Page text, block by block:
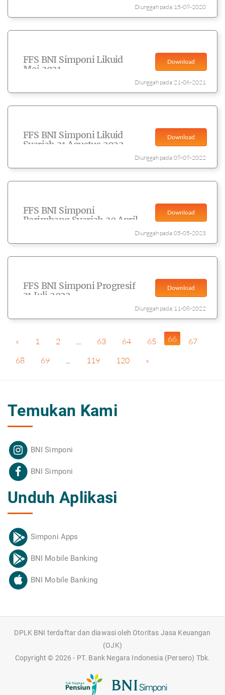
Diunggah pada:15-09-2020
FFS BNI Simponi Likuid
Mei 2021
Download
Diunggah pada:21-06-2021
FFS BNI Simponi Likuid
Syariah 31 Agustus 2022
Download
Diunggah pada:09-09-2022
FFS BNI Simponi
Berimbang Syariah 30 April
Download
Diunggah pada:05-05-2023
FFS BNI Simponi Progresif
31 Juli 2022
Download
Diunggah pada:11-08-2022
« 1 2 ... 63 64 65 66
67
68
69 ... 119 120 »
Temukan Kami
BNI Simponi
BNI Simponi
Unduh Aplikasi
Simponi Apps
BNI Mobile Banking
BNI Mobile Banking
DPLK BNI terdaftar dan diawasi oleh Otoritas Jasa Keuangan
(OJK)
Copyright © 2026 - PT. Bank Negara Indonesia (Persero) Tbk.